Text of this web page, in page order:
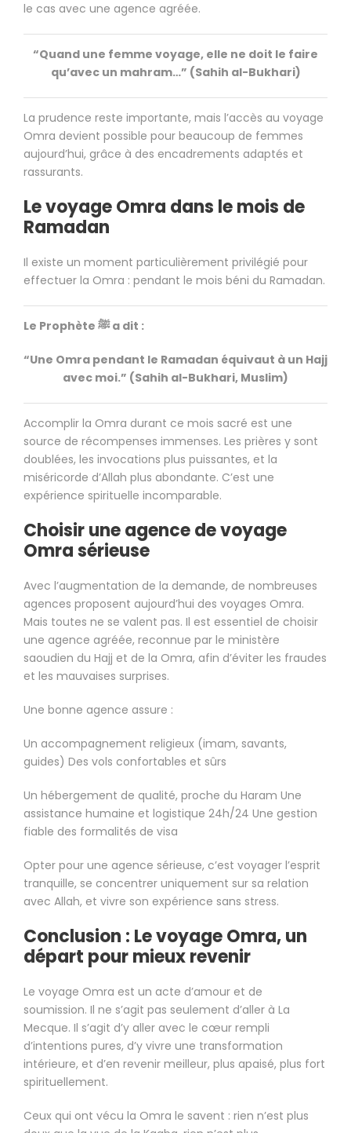
le cas avec une agence agréée.
“Quand une femme voyage, elle ne doit le faire
qu’avec un mahram…” (Sahih al-Bukhari)
La prudence reste importante, mais l’accès au voyage
Omra devient possible pour beaucoup de femmes
aujourd’hui, grâce à des encadrements adaptés et
rassurants.
Le voyage Omra dans le mois de
Ramadan
Il existe un moment particulièrement privilégié pour
effectuer la Omra : pendant le mois béni du Ramadan.
Le Prophète ﷺ a dit :
“Une Omra pendant le Ramadan équivaut à un Hajj
avec moi.” (Sahih al-Bukhari, Muslim)
Accomplir la Omra durant ce mois sacré est une
source de récompenses immenses. Les prières y sont
doublées, les invocations plus puissantes, et la
miséricorde d’Allah plus abondante. C’est une
expérience spirituelle incomparable.
Choisir une agence de voyage
Omra sérieuse
Avec l’augmentation de la demande, de nombreuses
agences proposent aujourd’hui des voyages Omra.
Mais toutes ne se valent pas. Il est essentiel de choisir
une agence agréée, reconnue par le ministère
saoudien du Hajj et de la Omra, afin d’éviter les fraudes
et les mauvaises surprises.
Une bonne agence assure :
Un accompagnement religieux (imam, savants,
guides) Des vols confortables et sûrs
Un hébergement de qualité, proche du Haram Une
assistance humaine et logistique 24h/24 Une gestion
fiable des formalités de visa
Opter pour une agence sérieuse, c’est voyager l’esprit
tranquille, se concentrer uniquement sur sa relation
avec Allah, et vivre son expérience sans stress.
Conclusion : Le voyage Omra, un
départ pour mieux revenir
Le voyage Omra est un acte d’amour et de
soumission. Il ne s’agit pas seulement d’aller à La
Mecque. Il s’agit d’y aller avec le cœur rempli
d’intentions pures, d’y vivre une transformation
intérieure, et d’en revenir meilleur, plus apaisé, plus fort
spirituellement.
Ceux qui ont vécu la Omra le savent : rien n’est plus